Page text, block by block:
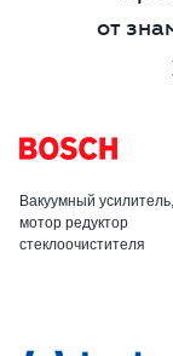
от
Вакуумный
мотор редуктор
стеклоочистителя